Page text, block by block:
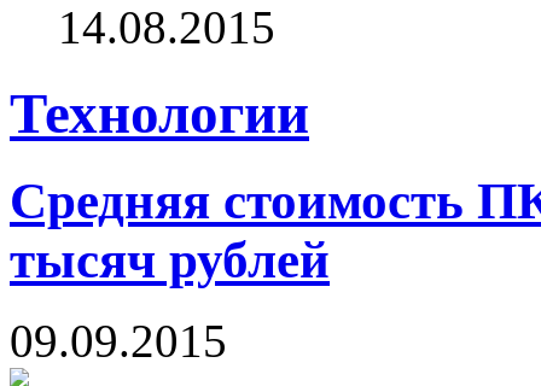
14.08.2015
Технологии
Средняя стоимость
тысяч рублей
09.09.2015